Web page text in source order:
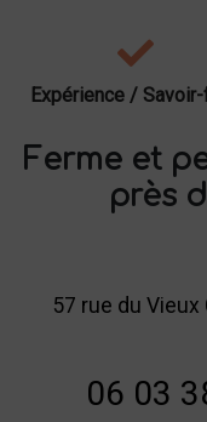
Expérience /
Ferme et
près
57 rue du
06 03